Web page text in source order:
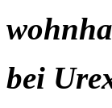
bei